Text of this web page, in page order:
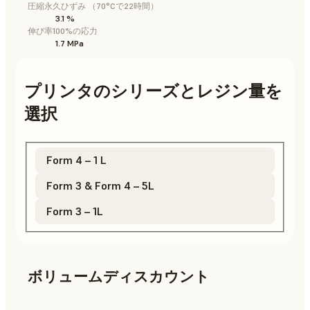
圧縮永久ひずみ （70°Cで22時間）
3.1 %
伸び率100%の応力
1.7 MPa
プリンタのシリーズとレジン量を
選択
Form 4 – 1 L
Form 3 & Form 4 – 5L
Form 3 – 1L
ボリュームディスカウント